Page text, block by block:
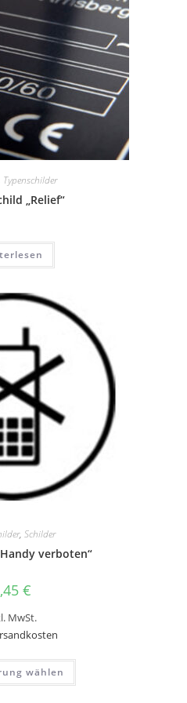
Typenschilder
„Relief“
, Schilder
verboten“
€
MwSt.
wählen
Dieses
weist